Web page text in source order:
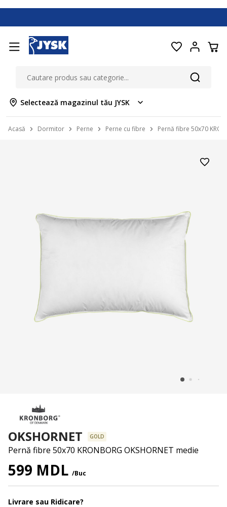
Selectează magazinul tău JYSK
Acasă Dormitor Perne Perne cu fibre Pernă fibre 50x70
OKSHORNET GOLD
Pernă fibre 50x70 KRONBORG OKSHORNET medie
599 MDL /Buc
Livrare sau Ridicare?